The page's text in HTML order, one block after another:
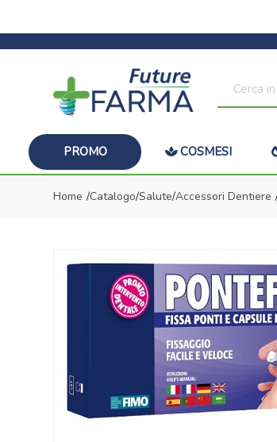
PROMO COSMESI
Home Catalogo/Salute/Accessori Dentiere